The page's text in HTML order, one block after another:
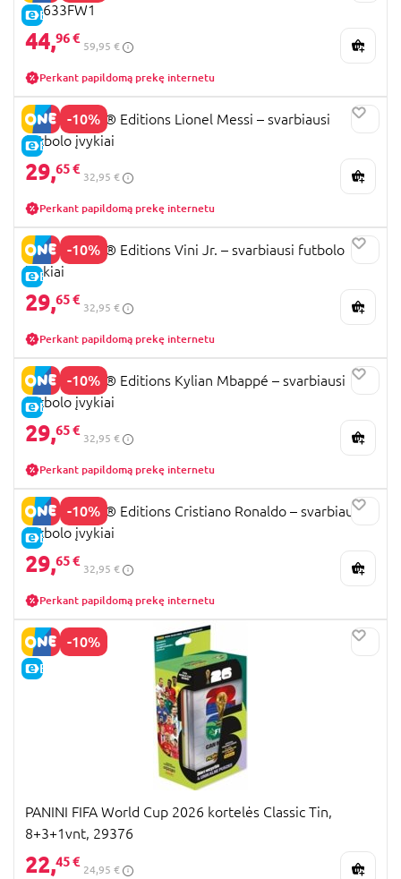
E-KAINA
G2633FW1
44,96 €
59,95 €
Perkant papildomą prekę internetu
-10%
E-KAINA
43011 LEGO® Editions Lionel Messi – svarbiausi
futbolo įvykiai
29,65 €
32,95 €
Perkant papildomą prekę internetu
-10%
E-KAINA
43027 LEGO® Editions Vini Jr. – svarbiausi futbolo
įvykiai
29,65 €
32,95 €
Perkant papildomą prekę internetu
-10%
E-KAINA
43013 LEGO® Editions Kylian Mbappé – svarbiausi
futbolo įvykiai
29,65 €
32,95 €
Perkant papildomą prekę internetu
-10%
E-KAINA
43012 LEGO® Editions Cristiano Ronaldo – svarbiausi
futbolo įvykiai
29,65 €
32,95 €
Perkant papildomą prekę internetu
-10%
E-KAINA
PANINI FIFA World Cup 2026 kortelės Classic Tin,
8+3+1vnt, 29376
22,45 €
24,95 €